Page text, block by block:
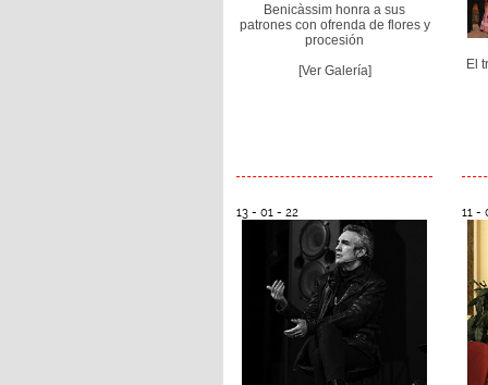
Benicàssim honra a sus
patrones con ofrenda de flores y
procesión
[Ver Galería]
El
13 - 01 - 22 11 -